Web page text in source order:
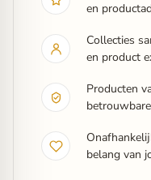
en
Collecties
en product
Producten
belang van